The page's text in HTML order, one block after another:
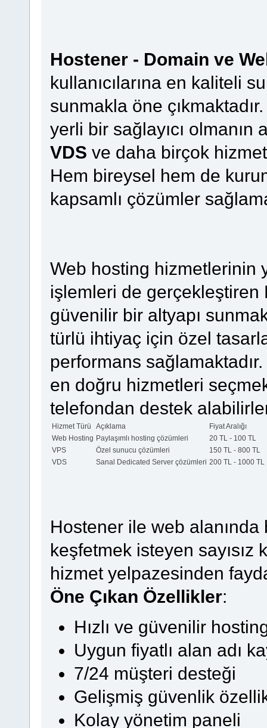
Hostener - Domain ve
kullanıcılarına en kaliteli
sunmakla öne
yerli bir sağlayıcı olmanın
VDS ve daha birçok
Hem bireysel hem de
kapsamlı çözümler
Web hosting hizmetlerinin
işlemleri de gerçekleştiren
güvenilir bir altyapı
türlü ihtiyaç için özel
performans
en doğru hizmetleri
telefondan destek
Hizmet Türü Açıklama
Fiyat Aralığı
Web Hosting Paylaşımlı hosting çözümleri
20 TL - 100 TL
VPS
Özel sunucu çözümleri
150 TL - 800 TL
VDS
Sanal Dedicated Server çözümleri 200 TL - 1000 TL
Hostener ile web alanında
keşfetmek isteyen sayısız
hizmet yelpazesinden
Öne Çıkan Özellikler:
Hızlı ve güvenilir
Uygun fiyatlı alan adı
7/24 müşteri desteği
Gelişmiş güvenlik
Kolay yönetim paneli